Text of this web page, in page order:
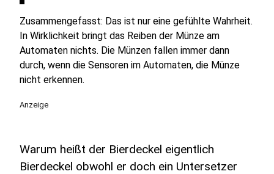
Zusammengefasst: Das ist nur eine gefühlte Wahrheit.
In Wirklichkeit bringt das Reiben der Münze am
Automaten nichts. Die Münzen fallen immer dann
durch, wenn die Sensoren im Automaten, die Münze
nicht erkennen.
Anzeige
Warum heißt der Bierdeckel eigentlich
Bierdeckel obwohl er doch ein Untersetzer